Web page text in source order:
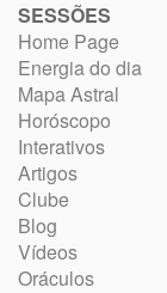
SESSÕES
Home Page
Energia do dia
Mapa Astral
Horóscopo
Interativos
Artigos
Clube
Blog
Vídeos
Oráculos